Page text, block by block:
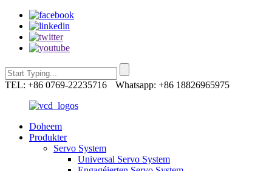
TEL: +86 0769-22235716 Whatsapp: +86 18826965975
Doheem
Produkter
Servo System
Universal Servo System